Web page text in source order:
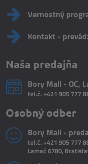
Vernostný
Kontakt -
Naša predajňa
Bory Mall - OC,
tel.č.+421 905 777
Osobný odber
Bory Mall -
tel.č.+421 905 777
Lamač 6780,